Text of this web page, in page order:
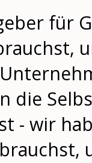
für
die
- wir